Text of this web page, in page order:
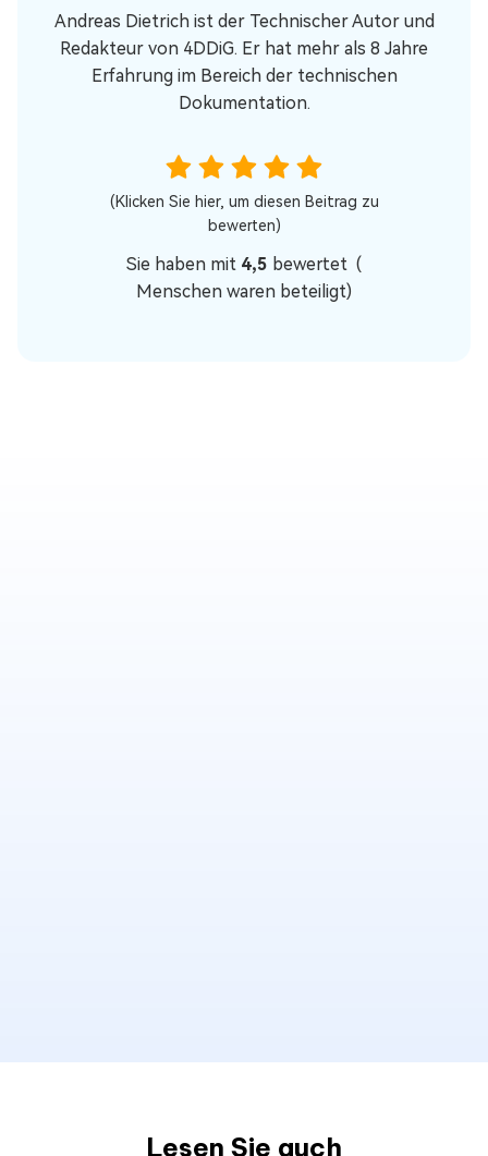
Andreas Dietrich ist der Technischer Autor und
Redakteur von 4DDiG. Er hat mehr als 8 Jahre
Erfahrung im Bereich der technischen
Dokumentation.
(Klicken Sie hier, um diesen Beitrag zu
bewerten)
Sie haben mit 4,5 bewertet (
Menschen waren beteiligt)
Lesen Sie auch